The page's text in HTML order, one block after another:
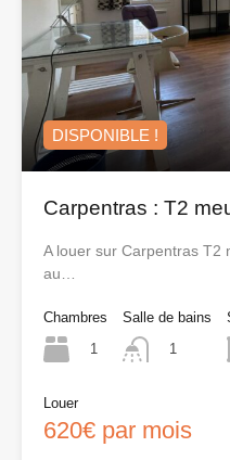
DISPONIBLE !
Carpentras : T2
A louer sur Carpentras T2
au…
Chambres
1
Salle de bains
1
Louer
620€ par mois